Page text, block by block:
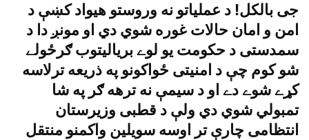
جى بالکل! د عملياتو نه وروستو هيواد کښې د
امن و امان حالات غوره شوي دي او مونږ دا د
سمدستى د حکومت يو لوے برياليتوب ګرځولے
شو کوم چې د امنيتى ځواکونو په ذريعه ترلاسه
کړے شوے دے او د سيمې نه ترهه ګر په شا
تمبولي شوي دي ولې د قطبى وزيرستان
انتظامى چارې تر اوسه سويلين واکمنو منتقل